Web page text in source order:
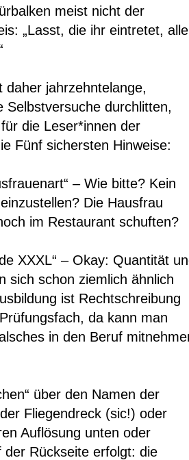
meist nicht der
„Lasst, die ihr eintretet, alle
daher jahrzehntelange,
Selbstversuche durchlitten,
die Leser*innen der
Fünf sichersten Hinweise:
– Wie bitte? Kein
Die Hausfrau
im Restaurant schuften?
XXXL“ – Okay: Quantität
sich schon ziemlich ähnlich
ist Rechtschreibung
da kann man
in den Beruf
über den Namen der
Fliegendreck (sic!) oder
Auflösung unten oder
der Rückseite erfolgt: die